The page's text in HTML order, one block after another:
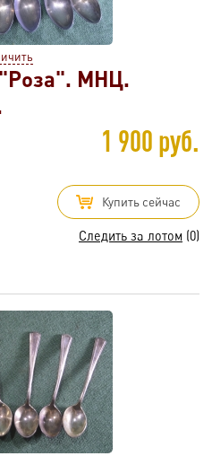
МНЦ.
1 900 руб.
Купить сейчас
Следить за лотом (0)